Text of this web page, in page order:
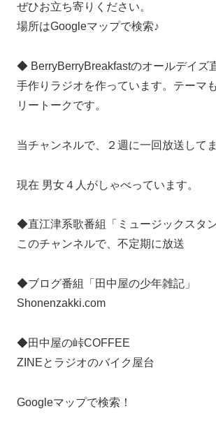
ぜひお立ち寄りください。
場所はGoogleマップで検索♪
◆ BerryBerryBreakfastのオールデイズ
手作りラジオを作っています。テーマ
リートークです。
当チャンネルで、２週に一回放送してま
現在 男女４人がしゃべっています。
◆直江津系歌番組「ミュージックスタン
このチャンネルで、不定期に放送
◆ブログ番組「田中屋の少年雑記」
Shonenzakki.com
◆田中屋の峠COFFEE
ZINEとラジオのバイク屋台
Googleマップで検索！